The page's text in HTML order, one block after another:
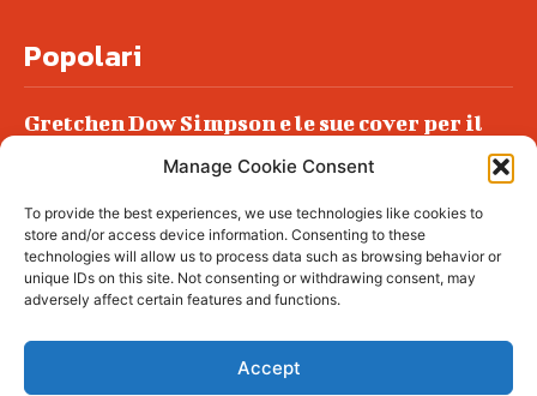
Manage Cookie Consent
To provide the best experiences, we use technologies like cookies to
store and/or access device information. Consenting to these
technologies will allow us to process data such as browsing behavior or
unique IDs on this site. Not consenting or withdrawing consent, may
adversely affect certain features and functions.
Accept
Popolari
Gretchen Dow Simpson e le sue cover per il
Podlech, il Cile lo ha condannato
all’ergastolo
Era ubriaca…